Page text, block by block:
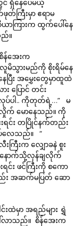
င် ရှိနေပေမယ့်
ကြီးမှာ ဧရာမ
ယာကြားက ထွက်ပေါ်နေ
ည်။
န်အေးက
သွားမည်ကို စိုးရိမ်နေ
ပြီး အမွှေးတွေမှာထူထဲ
ပြောင် တင်း
လုပ်ပါ.. ကိုတုတ်ရဲ့…” မ
က် မောနေသည်။ ကို
င်း တပြိုင်နက်တည်း
လေသည်။ “
ကြီးက လျှောခနဲ စူး
ောက်သို့လှန်ချလိုက်
း ဖင်ကြီးကို စကော
း အဆက်မပြတ် ဆော
းထဲမှာ အရည်များ ရွှဲ
ါ်လာသည်။ စိန်အေးက